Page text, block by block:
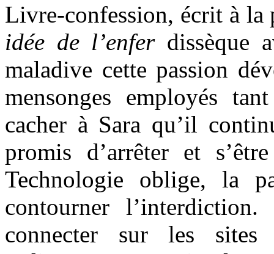
Livre-confession, écrit à la
idée de l’enferdissèque
maladive cette passion
mensonges employés
cacher à Sara qu’il
promis d’arrêter et
Technologie oblige, la
contourner
connecter sur les